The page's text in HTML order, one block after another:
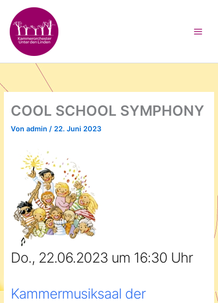
Inhalt
springen
COOL SCHOOL SYMPHONY
Vonadmin/ 22. Juni 2023
Do., 22.06.2023 um 16:30 Uhr
Kammermusiksaal der